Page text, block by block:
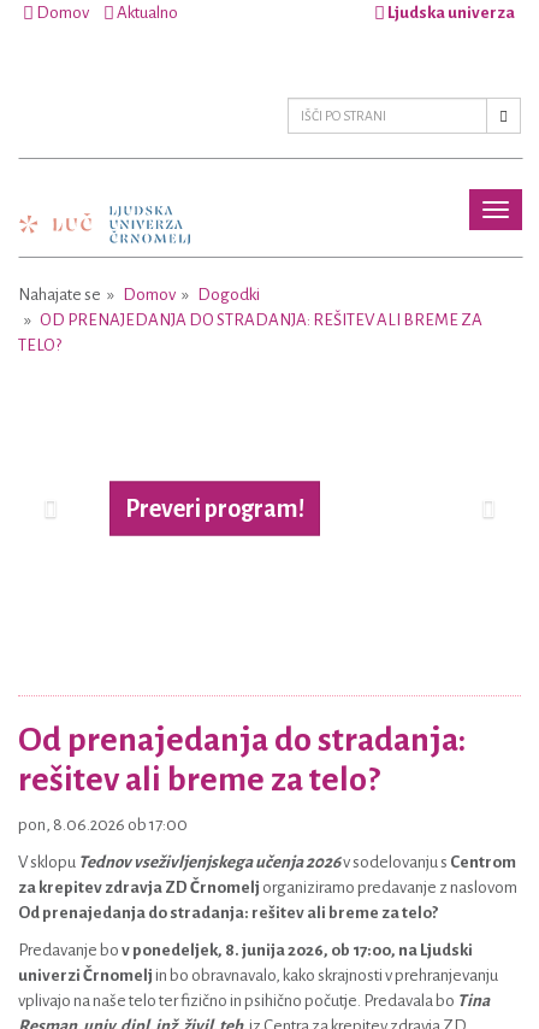
Domov Aktualno Ljudska univerza
Nahajate se Domov
Dogodki
OD PRENAJEDANJA DO STRADANJA: REŠITEV ALI BREME ZA
TELO?
Preveri program!
Od prenajedanja do stradanja:
rešitev ali breme za telo?
pon, 8.06.2026 ob 17:00
V sklopu Tednov vseživljenjskega učenja 2026v sodelovanju s Centrom
za krepitev zdravja ZD Črnomelj organiziramo predavanje z naslovom
Od prenajedanja do stradanja: rešitev ali breme za telo?
Predavanje bo v ponedeljek, 8. junija 2026, ob 17:00, na Ljudski
univerzi Črnomelj in bo obravnavalo, kako skrajnosti v prehranjevanju
vplivajo na naše telo ter fizično in psihično počutje. Predavala bo Tina